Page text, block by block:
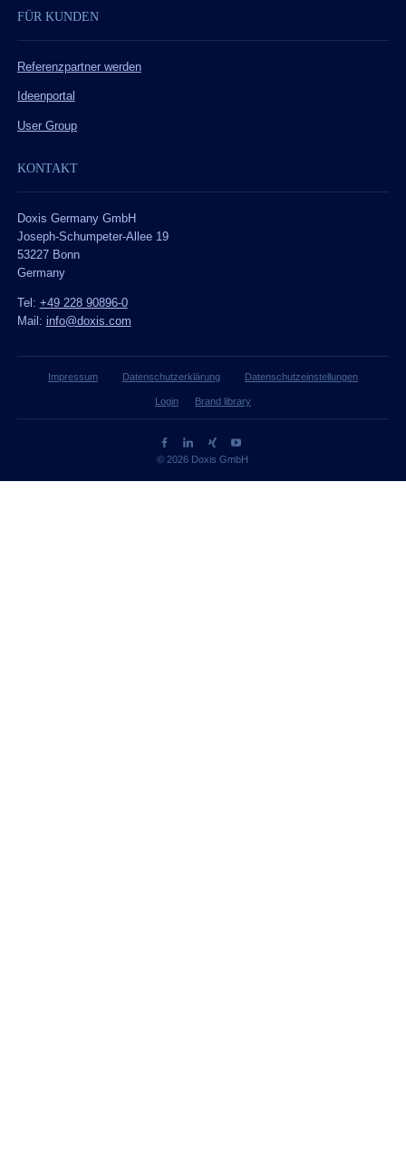
FÜR KUNDEN
Referenzpartner werden
Ideenportal
User Group
KONTAKT
Doxis Germany GmbH
Joseph-Schumpeter-Allee 19
53227 Bonn
Germany
Tel: +49 228 90896-0
Mail: info@doxis.com
Impressum Datenschutzerklärung Datenschutzeinstellungen
Login Brand library
© 2026 Doxis GmbH